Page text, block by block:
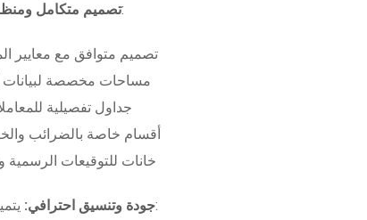
تصميم متكامليتضمن الملف:
تصميم متوافق مع معايير
مساحات مخصصة لبيانات
جداول تفصيلية
أقسام خاصة بالضرائب
خانات للتوقيعات الرسمية
جودة وتنسيق احترافي:بـ: